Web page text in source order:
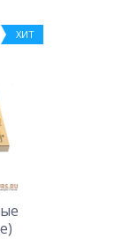
ХИТ